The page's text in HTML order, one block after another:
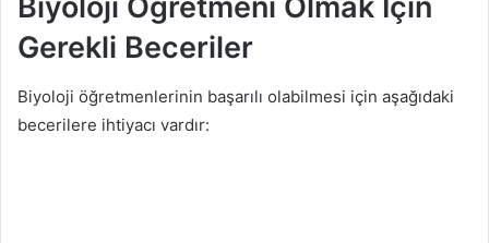
Biyoloji Öğretmeni Olmak İçin
Gerekli Beceriler
Biyoloji öğretmenlerinin başarılı olabilmesi için aşağıdaki
becerilere ihtiyacı vardır: